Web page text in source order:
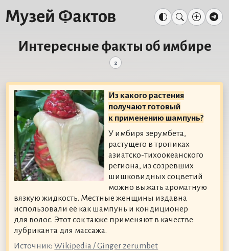
Интересные факты об имбире
2
Из какого растения
получают готовый
к применению шампунь?
У имбиря зерумбета,
растущего в тропиках
азиатско-тихоокеанского
региона, из созревших
шишковидных соцветий
можно выжать ароматную
вязкую жидкость. Местные женщины издавна
использовали её как шампунь и кондиционер
для волос. Этот сок также применяют в качестве
лубриканта для массажа.
Источник: Wikipedia / Ginger zerumbet